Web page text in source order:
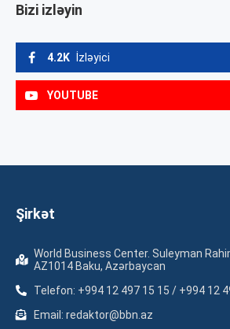
Bizi izləyin
4.2K İzləyici
YOUTUBE
Şirkət
World Business Center. Suleyman
AZ1014 Baku, Azərbaycan
Telefon: +994 12 497 15 15 / +994 12
Email: redaktor@bbn.az